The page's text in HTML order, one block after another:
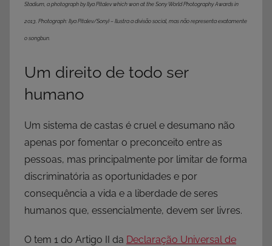
Stadium, a photograph by Ilya Pitalev which won at the Sony World Photography Awards in
2013. Photograph: Ilya Pitalev/Sony) – Ilustra a divisão social, mas não representa exatamente
o songbun.
Um direito de todo ser
humano
Um sistema de castas é cruel e desumano não
apenas por fomentar o preconceito entre as
pessoas, mas principalmente por limitar de forma
discriminatória as oportunidades e por
consequência a vida e a liberdade de seres
humanos que, essencialmente, devem ser livres.
O tem 1 do Artigo II da Declaração Universal de